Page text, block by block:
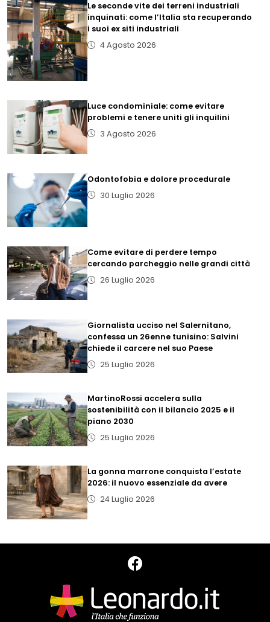
Le seconde vite dei terreni industriali
inquinati: come l’Italia sta recuperando
i suoi ex siti industriali
4 Agosto 2026
Luce condominiale: come evitare
problemi e tenere uniti gli inquilini
3 Agosto 2026
Odontofobia e dolore procedurale
30 Luglio 2026
Come evitare di perdere tempo
cercando parcheggio nelle grandi città
26 Luglio 2026
Giornalista ucciso nel Salernitano,
confessa un 26enne tunisino: Salvini
chiede il carcere nel suo Paese
25 Luglio 2026
MartinoRossi accelera sulla
sostenibilità con il bilancio 2025 e il
piano 2030
25 Luglio 2026
La gonna marrone conquista l’estate
2026: il nuovo essenziale da avere
24 Luglio 2026